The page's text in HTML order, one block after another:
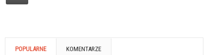
POPULARNE KOMENTARZE